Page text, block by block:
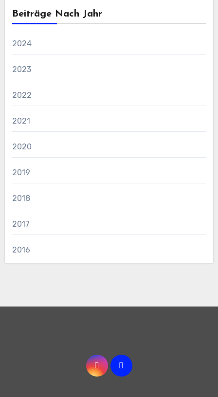
Beiträge Nach Jahr
2024
2023
2022
2021
2020
2019
2018
2017
2016